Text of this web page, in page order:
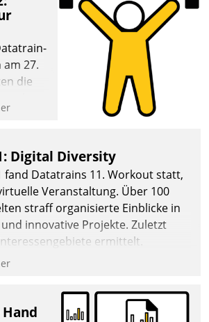
27.
die
-
Digital Diversity
fand Datatrains 11. Workout statt,
Veranstaltung. Über 100
straff organisierte Einblicke in
innovative Projekte. Zuletzt
ermittelt.